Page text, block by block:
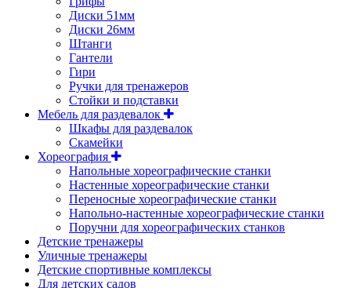
Диски 51мм
Диски 26мм
Штанги
Гантели
Гири
Ручки для тренажеров
Стойки и подставки
Мебель для раздевалок
Шкафы для раздевалок
Скамейки
Хореография
Напольные хореографические станки
Настенные хореографические станки
Переносные хореографические станки
Напольно-настенные хореографические станки
Поручни для хореографических станков
Детские тренажеры
Уличные тренажеры
Детские спортивные комплексы
Для детских садов